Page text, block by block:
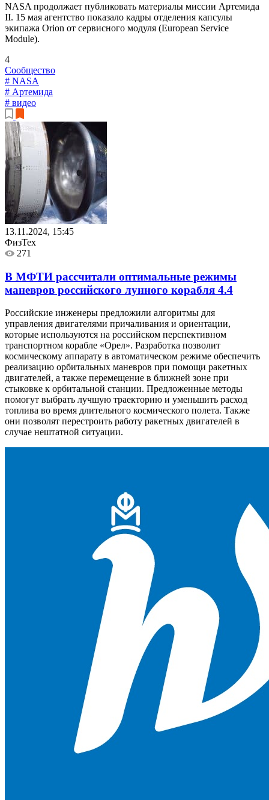
NASA продолжает публиковать материалы миссии Артемида
II. 15 мая агентство показало кадры отделения капсулы
экипажа Orion от сервисного модуля (European Service
Module).
4
Сообщество
# NASA
# Артемида
# видео
13.11.2024, 15:45
ФизТех
271
В МФТИ рассчитали оптимальные режимы
маневров российского лунного корабля 4.4
Российские инженеры предложили алгоритмы для
управления двигателями причаливания и ориентации,
которые используются на российском перспективном
транспортном корабле «Орел». Разработка позволит
космическому аппарату в автоматическом режиме обеспечить
реализацию орбитальных маневров при помощи ракетных
двигателей, а также перемещение в ближней зоне при
стыковке к орбитальной станции. Предложенные методы
помогут выбрать лучшую траекторию и уменьшить расход
топлива во время длительного космического полета. Также
они позволят перестроить работу ракетных двигателей в
случае нештатной ситуации.